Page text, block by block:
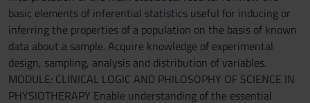
basic elements of inferential statistics useful for inducing or
inferring the properties of a population on the basis of known
data about a sample. Acquire knowledge of experimental
design, sampling, analysis and distribution of variables.
MODULE: CLINICAL LOGIC AND PHILOSOPHY OF SCIENCE IN
PHYSIOTHERAPY Enable understanding of the essential